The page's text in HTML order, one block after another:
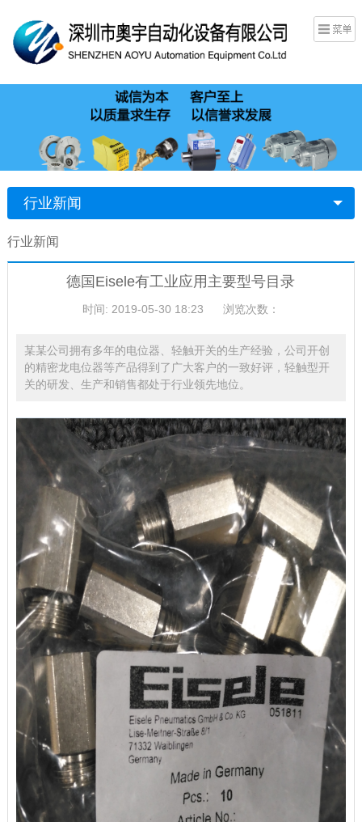
行业新闻
行业新闻
德国Eisele有工业应用主要型号目录
时间: 2019-05-30 18:23 浏览次数：
某某公司拥有多年的电位器、轻触开关的生产经验，公司开创
的精密龙电位器等产品得到了广大客户的一致好评，轻触型开
关的研发、生产和销售都处于行业领先地位。